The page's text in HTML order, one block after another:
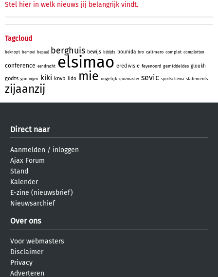
Stel hier in welk nieuws jij belangrijk vindt.
Tagcloud
beknopt bemoei bepaal berghuis bewijs bijtijds bounida bro calimero complot complotten
conference eendracht elsimao eredivisie feyenoord gemiddeldes gloukh
godts groningen kiki knvb lido mie ongelijk quizmaster sevic speelschema statements
zijaanzij
Direct naar
Aanmelden / inloggen
Ajax Forum
Stand
Kalender
E-zine (nieuwsbrief)
Nieuwsarchief
Over ons
Voor webmasters
Disclaimer
Privacy
Adverteren